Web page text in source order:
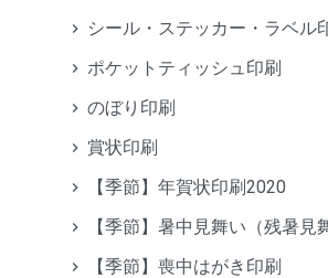
シール・ステッカー・ラベル
ポケットティッシュ印刷
のぼり印刷
賞状印刷
【季節】年賀状印刷2020
【季節】暑中見舞い（残暑見
【季節】喪中はがき印刷